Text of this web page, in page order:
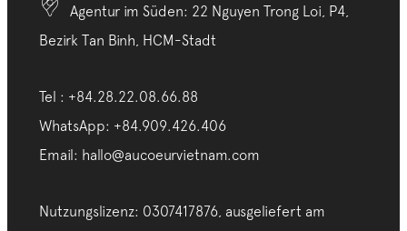
Agentur im Süden: 22 Nguyen Trong Loi, P4,
Bezirk Tan Binh, HCM-Stadt
Tel : +84.28.22.08.66.88
WhatsApp: +84.909.426.406
Email: hallo@aucoeurvietnam.com
Nutzungslizenz: 0307417876, ausgeliefert am